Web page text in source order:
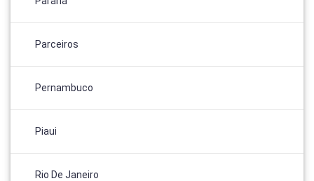
Parceiros
Pernambuco
Piaui
Rio De Janeiro